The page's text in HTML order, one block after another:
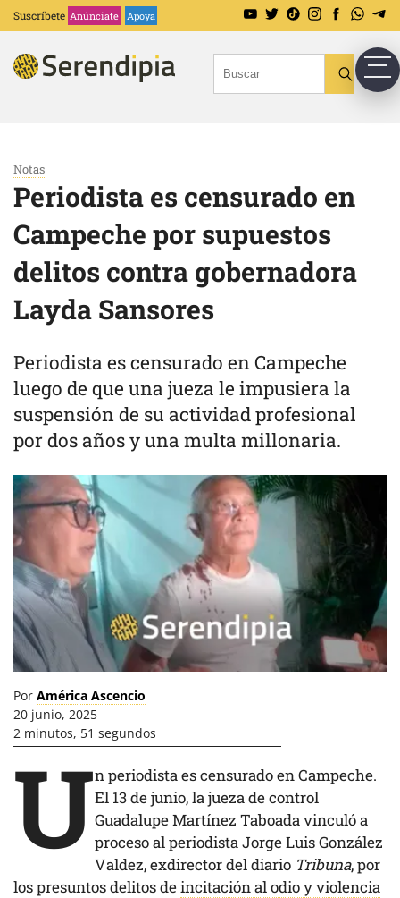
Suscríbete Anúnciate Apoya
Notas
Periodista es censurado en
Campeche por supuestos
delitos contra gobernadora
Layda Sansores
Periodista es censurado en Campeche
luego de que una jueza le impusiera la
suspensión de su actividad profesional
por dos años y una multa millonaria.
Por América Ascencio
20 junio, 2025
2 minutos, 51 segundos
Un periodista es censurado en Campeche.
El 13 de junio, la jueza de control
Guadalupe Martínez Taboada vinculó a
proceso al periodista Jorge Luis González
Valdez, exdirector del diario Tribuna, por
los presuntos delitos deincitación al odio y violencia